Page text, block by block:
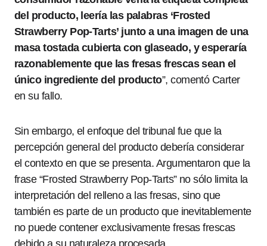
del producto, leería las palabras ‘Frosted
Strawberry Pop-Tarts’ junto a una imagen de una
masa tostada cubierta con glaseado, y esperaría
razonablemente que las fresas frescas sean el
único ingrediente del producto”, comentó Carter
en su fallo.
Sin embargo, el enfoque del tribunal fue que la
percepción general del producto debería considerar
el contexto en que se presenta. Argumentaron que la
frase “Frosted Strawberry Pop-Tarts” no sólo limita la
interpretación del relleno a las fresas, sino que
también es parte de un producto que inevitablemente
no puede contener exclusivamente fresas frescas
debido a su naturaleza procesada.